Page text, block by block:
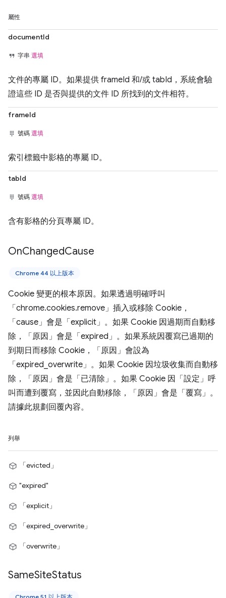
屬性
documentId
字串 選填
文件的專屬 ID。如果提供 frameId 和/或 tabId，系統會驗
證這些 ID 是否與提供的文件 ID 所找到的文件相符。
frameId
號碼 選填
索引標籤中影格的專屬 ID。
tabId
號碼 選填
含有影格的分頁專屬 ID。
OnChangedCause
Chrome 44 以上版本
Cookie 變更的根本原因。如果透過明確呼叫
「chrome.cookies.remove」插入或移除 Cookie，
「cause」會是「explicit」。如果 Cookie 因過期而自動移
除，「原因」會是「expired」。如果系統因覆寫已過期的
到期日而移除 Cookie，「原因」會設為
「expired_overwrite」。如果 Cookie 因垃圾收集而自動移
除，「原因」會是「已清除」。如果 Cookie 因「設定」呼
叫而遭到覆寫，並因此自動移除，「原因」會是「覆寫」。
請據此規劃回覆內容。
列舉
「evicted」
"expired"
「explicit」
「expired_overwrite」
「overwrite」
SameSiteStatus